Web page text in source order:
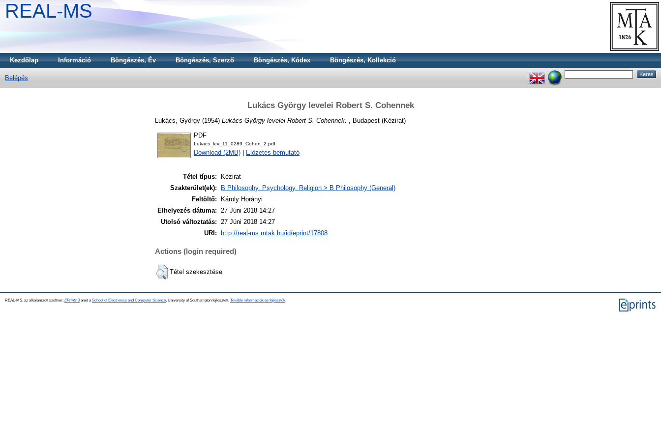
REAL-MS
Kezdőlap Információ Böngészés, Év Böngészés, Szerző Böngészés, Kódex Böngészés, Kollekció
Belépés
Lukács György levelei Robert S. Cohennek
Lukács, György (1954) Lukács György levelei Robert S. Cohennek. , Budapest (Kézirat)
PDF
Lukacs_lev_11_0289_Cohen_2.pdf
Download (2MB) Előzetes bemutató
Tétel típus:
Kézirat
Szakterület(ek):
B Philosophy. Psychology. Religion > B Philosophy (General)
Feltöltő:
Károly Horányi
Elhelyezés dátuma: 27 Júni 2018 14:27
Utolsó változtatás: 27 Júni 2018 14:27
URI:
http://real-ms.mtak.hu/id/eprint/17808
Actions (login required)
Tétel szekesztése
REAL-MS, az alkalamzott szoftver: EPrints 3amit a School of Electronics and Computer Science , University of Southampton fejlesztett. További információk és fejlesztők